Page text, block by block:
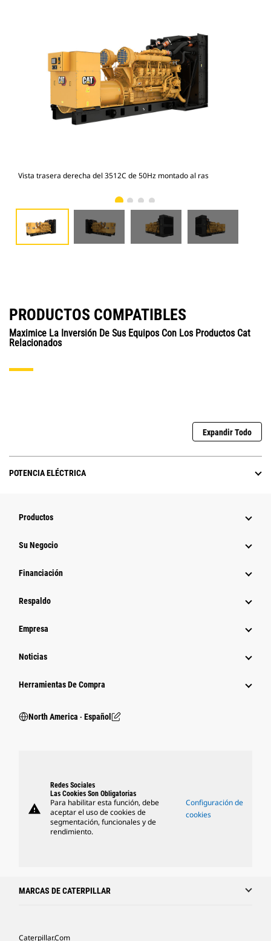
Vista trasera derecha del 3512C de 50Hz montado al ras
PRODUCTOS COMPATIBLES
Maximice La Inversión De Sus Equipos Con Los Productos Cat
Relacionados
Expandir Todo
POTENCIA ELÉCTRICA
Productos
Su Negocio
Financiación
Respaldo
Empresa
Noticias
Herramientas De Compra
North America ‧ Español
warning
Redes Sociales
Las Cookies Son Obligatorias
Para habilitar esta función, debe
aceptar el uso de cookies de
segmentación, funcionales y de
rendimiento.
Configuración de
cookies
MARCAS DE CATERPILLAR
Caterpillar.com